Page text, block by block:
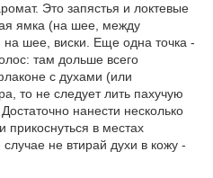
Это запястья и локтевые
ямка (на шее, между
шее, виски. Еще одна точка -
там дольше всего
с духами (или
то не следует лить пахучую
нанести несколько
прикоснуться в местах
не втирай духи в кожу -